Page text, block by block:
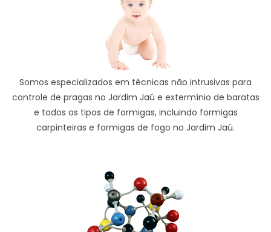
Somos especializados em técnicas não intrusivas para
controle de pragas no Jardim Jaú e extermínio de baratas
e todos os tipos de formigas, incluindo formigas
carpinteiras e formigas de fogo no Jardim Jaú.